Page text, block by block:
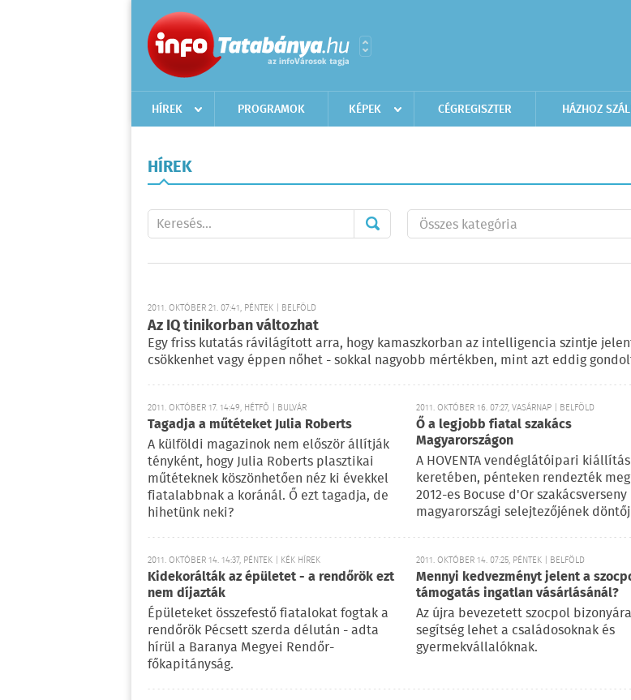
HÍREK PROGRAMOK KÉPEK CÉGREGISZTER HÁZHOZ
HÍREK
2011. OKTÓBER 21. 07:41, PÉNTEK | BELFÖLD
Az IQ tinikorban változhat
Egy friss kutatás rávilágított arra, hogy kamaszkorban az intelligencia szintje
csökkenhet vagy éppen nőhet - sokkal nagyobb mértékben, mint azt eddig
2011. OKTÓBER 17. 14:49, HÉTFŐ | BULVÁR
Tagadja a műtéteket Julia Roberts
A külföldi magazinok nem először állítják
tényként, hogy Julia Roberts plasztikai
műtéteknek köszönhetően néz ki évekkel
fiatalabbnak a koránál. Ő ezt tagadja, de
hihetünk neki?
2011. OKTÓBER 16. 07:27, VASÁRNAP | BELFÖLD
Ő a legjobb fiatal szakács
Magyarországon
A HOVENTA vendéglátóipari kiállítás
keretében, pénteken rendezték
2012-es Bocuse d'Or szakácsverseny
magyarországi selejtezőjének
2011. OKTÓBER 14. 14:37, PÉNTEK | KÉK HÍREK
Kidekorálták az épületet - a rendőrök ezt
nem díjazták
Épületeket összefestő fiatalokat fogtak a
rendőrök Pécsett szerda délután - adta
hírül a Baranya Megyei Rendőr-
főkapitányság.
2011. OKTÓBER 14. 07:25, PÉNTEK | BELFÖLD
Mennyi kedvezményt jelent a
támogatás ingatlan vásárlásánál?
Az újra bevezetett szocpol
segítség lehet a családosoknak és
gyermekvállalóknak.